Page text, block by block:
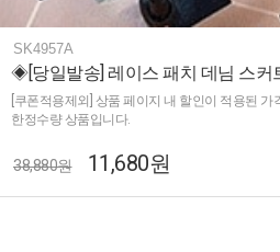
SK4957A
◈[당일발송] 레이스 패치 데님 스커
[쿠폰적용제외] 상품 페이지 내 할인이 적용된
한정수량 상품입니다.
38,880원 11,680원